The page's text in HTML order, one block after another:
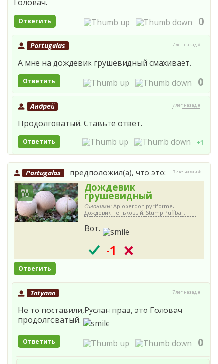
Головач.
Ответить 0
Portugalas 7 лет назад #
А мне на дождевик грушевидный смахивает.
Ответить 0
Андрей 7 лет назад #
Продолговатый. Ставьте ответ.
Ответить +1
Portugalas предположил(а), что это: 7 лет назад #
Дождевик
грушевидный
Синонимы: Apioperdon pyriforme,
Дождевик пеньковый, Stump Puffball.
Вот.
-1
Ответить
Tatyana 7 лет назад #
Не то поставили,Руслан прав, это Головач
продолговатый.
Ответить 0